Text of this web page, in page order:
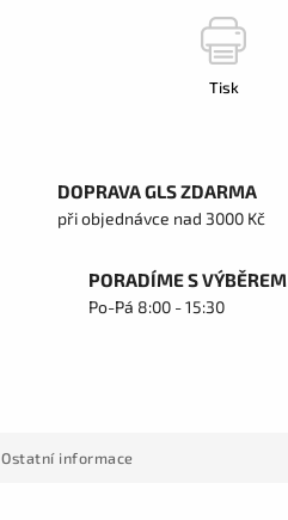
Tisk
DOPRAVA GLS ZDARMA
při objednávce nad 3000 Kč
PORADÍME S VÝBĚREM
Po-Pá 8:00 - 15:30
Ostatní informace